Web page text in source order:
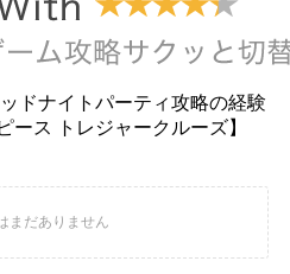
ドナイトパーティ攻略の経験
ース トレジャークルーズ】